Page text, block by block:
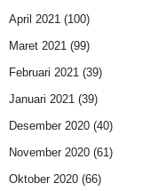
April 2021 (100)
Maret 2021 (99)
Februari 2021 (39)
Januari 2021 (39)
Desember 2020 (40)
November 2020 (61)
Oktober 2020 (66)